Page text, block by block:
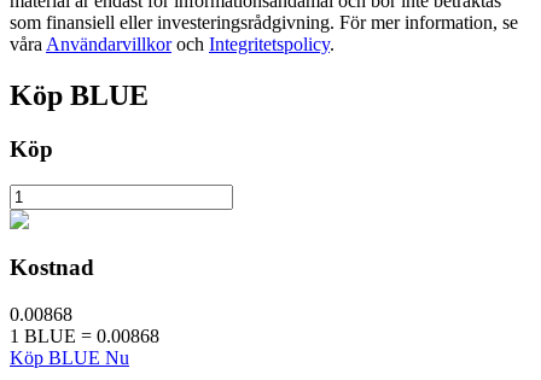
Lån
som finansiell eller investeringsrådgivning. För mer information, se
våra Användarvillkoroch Integritetspolicy.
Köp BLUE
Köp
Kostnad
0.00868
1 BLUE = 0.00868
Köp BLUE Nu